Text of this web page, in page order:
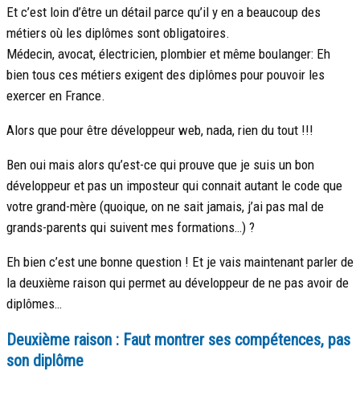
Et c’est loin d’être un détail parce qu’il y en a beaucoup des
métiers où les diplômes sont obligatoires.
Médecin, avocat, électricien, plombier et même boulanger: Eh
bien tous ces métiers exigent des diplômes pour pouvoir les
exercer en France.
Alors que pour être développeur web, nada, rien du tout !!!
Ben oui mais alors qu’est-ce qui prouve que je suis un bon
développeur et pas un imposteur qui connait autant le code que
votre grand-mère (quoique, on ne sait jamais, j’ai pas mal de
grands-parents qui suivent mes formations…) ?
Eh bien c’est une bonne question ! Et je vais maintenant parler de
la deuxième raison qui permet au développeur de ne pas avoir de
diplômes…
Deuxième raison : Faut montrer ses compétences, pas
son diplôme